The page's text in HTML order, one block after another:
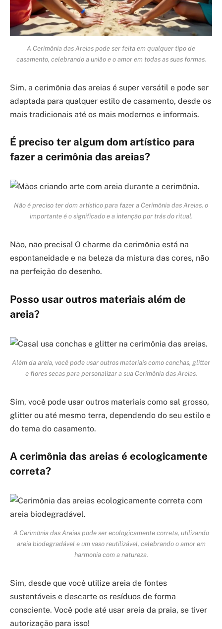
A Cerimônia das Areias pode ser feita em qualquer tipo de
casamento, celebrando a união e o amor em todas as suas formas.
Sim, a cerimônia das areias é super versátil e pode ser
adaptada para qualquer estilo de casamento, desde os
mais tradicionais até os mais modernos e informais.
É preciso ter algum dom artístico para
fazer a cerimônia das areias?
Não é preciso ter dom artístico para fazer a Cerimônia das Areias, o
importante é o significado e a intenção por trás do ritual.
Não, não precisa! O charme da cerimônia está na
espontaneidade e na beleza da mistura das cores, não
na perfeição do desenho.
Posso usar outros materiais além de
areia?
Além da areia, você pode usar outros materiais como conchas, glitter
e flores secas para personalizar a sua Cerimônia das Areias.
Sim, você pode usar outros materiais como sal grosso,
glitter ou até mesmo terra, dependendo do seu estilo e
do tema do casamento.
A cerimônia das areias é ecologicamente
correta?
A Cerimônia das Areias pode ser ecologicamente correta, utilizando
areia biodegradável e um vaso reutilizável, celebrando o amor em
harmonia com a natureza.
Sim, desde que você utilize areia de fontes
sustentáveis e descarte os resíduos de forma
consciente. Você pode até usar areia da praia, se tiver
autorização para isso!